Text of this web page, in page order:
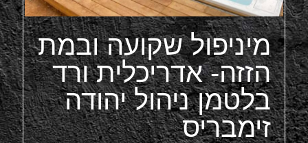
מיניפול שקועה ובמת
הזזה- אדריכלית ורד
בלטמן ניהול יהודה
זימבריס